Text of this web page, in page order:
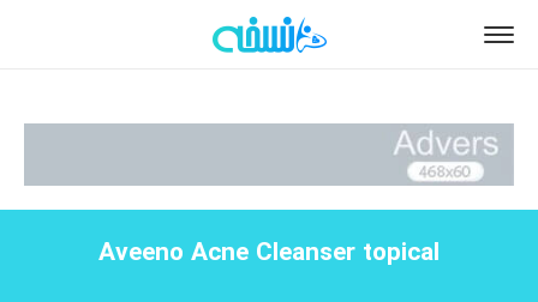
Aveeno Acne Cleanser topical